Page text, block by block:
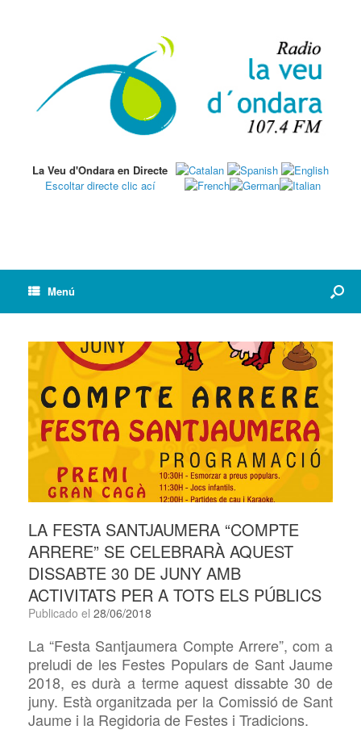
La Veu d'Ondara en Directe
Escoltar directe clic ací
Menú
LA FESTA SANTJAUMERA “COMPTE
ARRERE” SE CELEBRARÀ AQUEST
DISSABTE 30 DE JUNY AMB
ACTIVITATS PER A TOTS ELS PÚBLICS
Publicado el 28/06/2018
La “Festa Santjaumera Compte Arrere”, com a
preludi de les Festes Populars de Sant Jaume
2018, es durà a terme aquest dissabte 30 de
juny. Està organitzada per la Comissió de Sant
Jaume i la Regidoria de Festes i Tradicions.